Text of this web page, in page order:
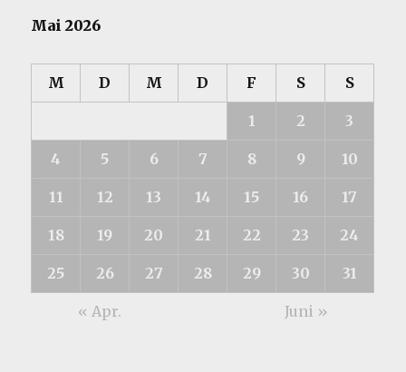
Mai 2026
M D M D F S S
1 2 3
4 5 6 7 8 9 10
11 12 13 14 15 16 17
18 19 20 21 22 23 24
25 26 27 28 29 30 31
« Apr. Juni »